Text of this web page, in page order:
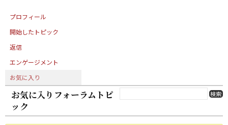
プロフィール
開始したトピック
返信
エンゲージメント
お気に入り
お気に入りフォーラムトピ
ック